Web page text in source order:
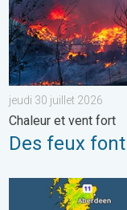
jeudi 30 juillet 2026
Chaleur et vent fort
Des feux
Des nuits plus